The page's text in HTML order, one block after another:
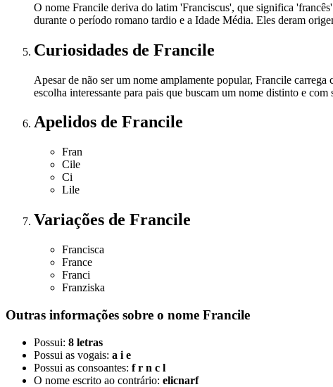
O nome Francile deriva do latim 'Franciscus', que significa
durante o período romano tardio e a Idade Média. Eles deram
Curiosidades de Francile
Apesar de não ser um nome amplamente popular, Francile
escolha interessante para pais que buscam um nome distinto e
Apelidos de Francile
Fran
Cile
Ci
Lile
Variações de Francile
Francisca
France
Franci
Franziska
Outras informações sobre o nome Francile
Possui: 8 letras
Possui as vogais: a i e
Possui as consoantes: f r n c l
O nome escrito ao contrário: elicnarf